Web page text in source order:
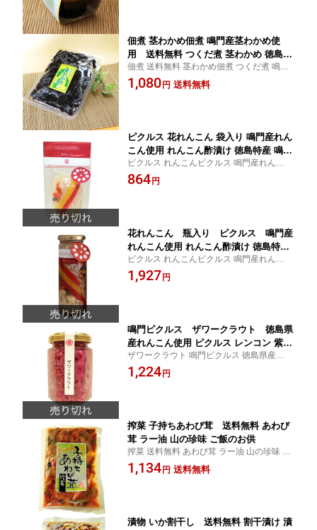
佃煮 茎わかめ佃煮 鳴門産茎わかめ使
用 送料無料 つくだ煮 茎わかめ 徳島特
産 徳島土産
佃煮 送料無料 茎わかめ佃煮 つくだ煮 鳴門
わかめ わかめ ご飯のお供 徳島土産 お土産
贈り物 進物 贈答品
1,080 円 送料無料
ピクルス 花れんこん 袋入り 鳴門産れん
こん使用 れんこん酢漬け 徳島特産 鳴門
ピクルス 徳島土産 ギフト
ピクルス れんこんピクルス 鳴門産れんこん
花れんこん れんこん酢漬け 徳島土産 鳴門
ピクルス お土産 贈り物 ギフト
864 円
花れんこん 瓶入り ピクルス 鳴門産
れんこん使用 れんこん酢漬け 徳島特産
鳴門ピクルス 徳島土産 ギフト
ピクルス れんこんピクルス 鳴門産れんこん
花れんこん れんこん酢漬け 徳島土産 鳴門
ピクルス お土産 贈り物 ギフト
1,927 円
鳴門ピクルス ザワークラウト 徳島県
産れんこん使用 ピクルス レンコン 紫キ
ャベツ 酢漬け ギフト
ザワークラウト 鳴門ピクルス 徳島県産れん
こん ピクルス レンコン 紫キャベツ 酢漬け
ギフト
1,224 円
搾菜 子持ちあわび茸 送料無料 あわび
茸 ラー油 山の珍味 ご飯のお供
搾菜 送料無料 あわび茸 ラー油 山の珍味 ご
飯のお供
1,134 円 送料無料
漬物 いか割干し 送料無料 割干漬け 漬